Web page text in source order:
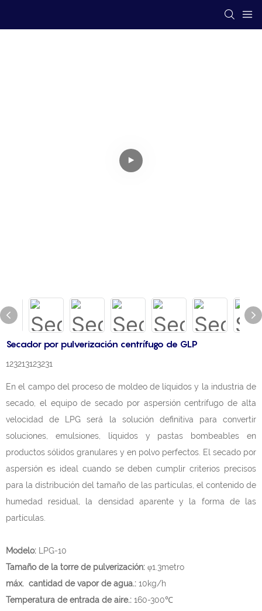
Secador por pulverización centrífugo de GLP
123213123231
En el campo del proceso de moldeo de líquidos y la industria de
secado, el equipo de secado por aspersión centrífugo de alta
velocidad de LPG será la solución definitiva para convertir
soluciones, emulsiones, líquidos y pastas bombeables en
productos sólidos granulares y en polvo perfectos. El secado por
aspersión es ideal cuando se deben cumplir criterios precisos
para la distribución del tamaño de las partículas, el contenido de
humedad residual, la densidad aparente y la forma de las
partículas.
Modelo:
LPG-10
Tamaño de la torre de pulverización: φ1.3metro
máx. cantidad de vapor de agua.: 10kg/h
Temperatura de entrada de aire.: 160-300℃